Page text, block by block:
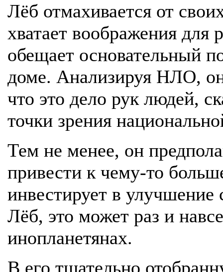
Лёб отмахивается от
хватает воображения
обещает основательный
доме. Анализируя НЛО,
что это дело рук людей,
точки зрения
Тем не менее, он
привести к чему-то
инвестирует в
Лёб, это может раз и
инопланетянах.
В его тщательно